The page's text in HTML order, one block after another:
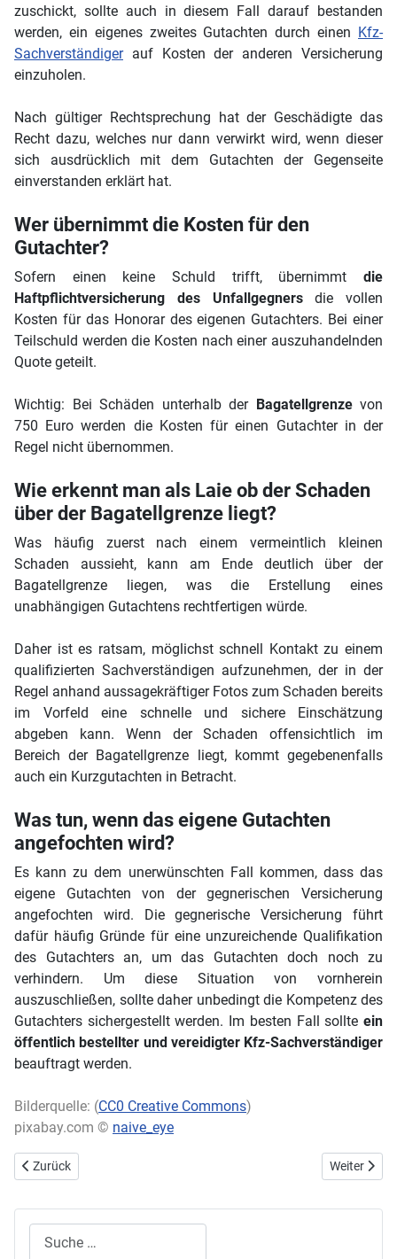
zuschickt, sollte auch in diesem Fall darauf bestanden
werden, ein eigenes zweites Gutachten durch einen Kfz-
Sachverständigerauf Kosten der anderen Versicherung
einzuholen.
Nach gültiger Rechtsprechung hat der Geschädigte das
Recht dazu, welches nur dann verwirkt wird, wenn dieser
sich ausdrücklich mit dem Gutachten der Gegenseite
einverstanden erklärt hat.
Wer übernimmt die Kosten für den
Gutachter?
Sofern einen keine Schuld trifft, übernimmt die
Haftpflichtversicherung des Unfallgegnersdie vollen
Kosten für das Honorar des eigenen Gutachters. Bei einer
Teilschuld werden die Kosten nach einer auszuhandelnden
Quote geteilt.
Wichtig: Bei Schäden unterhalb der Bagatellgrenzevon
750 Euro werden die Kosten für einen Gutachter in der
Regel nicht übernommen.
Wie erkennt man als Laie ob der Schaden
über der Bagatellgrenze liegt?
Was häufig zuerst nach einem vermeintlich kleinen
Schaden aussieht, kann am Ende deutlich über der
Bagatellgrenze liegen, was die Erstellung eines
unabhängigen Gutachtens rechtfertigen würde.
Daher ist es ratsam, möglichst schnell Kontakt zu einem
qualifizierten Sachverständigen aufzunehmen, der in der
Regel anhand aussagekräftiger Fotos zum Schaden bereits
im Vorfeld eine schnelle und sichere Einschätzung
abgeben kann. Wenn der Schaden offensichtlich im
Bereich der Bagatellgrenze liegt, kommt gegebenenfalls
auch ein Kurzgutachten in Betracht.
Was tun, wenn das eigene Gutachten
angefochten wird?
Es kann zu dem unerwünschten Fall kommen, dass das
eigene Gutachten von der gegnerischen Versicherung
angefochten wird. Die gegnerische Versicherung führt
dafür häufig Gründe für eine unzureichende Qualifikation
des Gutachters an, um das Gutachten doch noch zu
verhindern. Um diese Situation von vornherein
auszuschließen, sollte daher unbedingt die Kompetenz des
Gutachters sichergestellt werden. Im besten Fall sollte ein
öffentlich bestellter und vereidigter Kfz-Sachverständiger
beauftragt werden.
Bilderquelle: (CC0 Creative Commons)
pixabay.com © naive_eye
Vorheriger Beitrag: Die Wiederverwendung seltener Erden wird
Zurück Nächster
Weiter